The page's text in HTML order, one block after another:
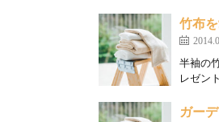
竹布
半袖の
レゼン
ガー